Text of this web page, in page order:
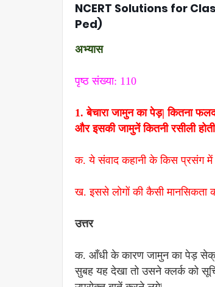
NCERT Solutions for
Ped)
अभ्यास
पृष्ठ संख्या: 110
1. बेचारा जामुन का पेड़| कितना
और इसकी जामुनें कितनी रसीली
क. ये संवाद कहानी के किस प्रसंग
ख. इससे लोगों की कैसी मानसिकता
उत्तर
क. आँधी के कारण जामुन का पेड़
सुबह यह देखा तो उसने क्लर्क को